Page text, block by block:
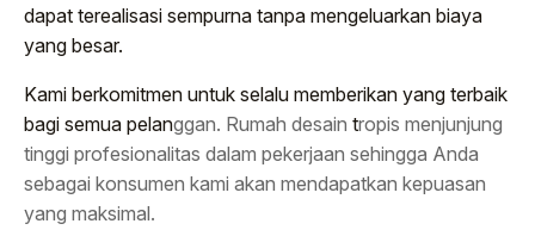
dapat terealisasi sempurna tanpa mengeluarkan biaya
yang besar.
Kami berkomitmen untuk selalu memberikan yang terbaik
bagi semua pelanggan. Rumah desain tropis menjunjung
tinggi profesionalitas dalam pekerjaan sehingga Anda
sebagai konsumen kami akan mendapatkan kepuasan
yang maksimal.